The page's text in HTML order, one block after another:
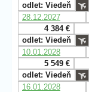
odlet: Viedeň
28.12.2027
4 384 €
odlet: Viedeň
10.01.2028
5 549 €
odlet: Viedeň
16.01.2028